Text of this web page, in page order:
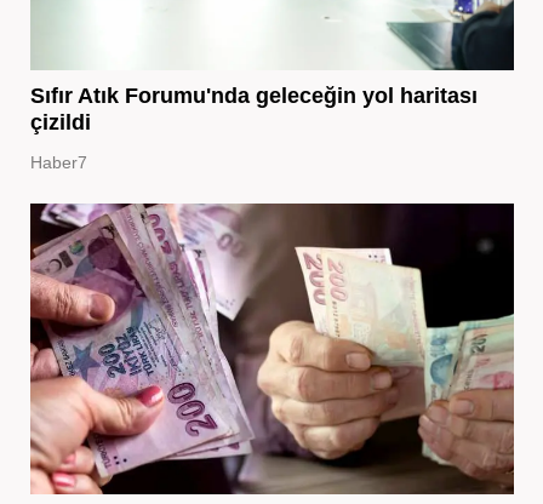
Sıfır Atık Forumu'nda geleceğin yol haritası
çizildi
Haber7